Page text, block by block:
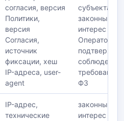
согласия, версия
Политики,
версия
Согласия,
источник
фиксации, хеш
IP-адреса, user-
agent
субъекта;
законный
интерес
Оператора в
соблюдения
требований
ФЗ
IP-адрес,
технические
законный
интерес